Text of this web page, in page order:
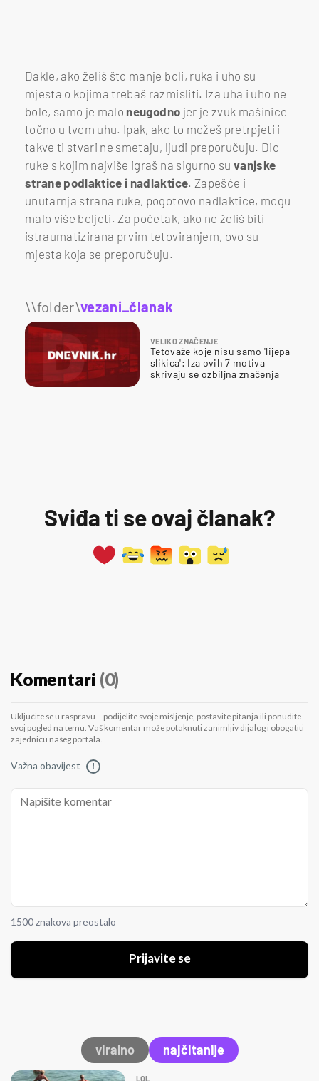
Dakle, ako želiš što manje boli, ruka i uho su
mjesta o kojima trebaš razmisliti. Iza uha i uho ne
bole, samo je malo neugodno jer je zvuk mašinice
točno u tvom uhu. Ipak, ako to možeš pretrpjeti i
takve ti stvari ne smetaju, ljudi preporučuju. Dio
ruke s kojim najviše igraš na sigurno su vanjske
strane podlaktice i nadlaktice. Zapešće i
unutarnja strana ruke, pogotovo nadlaktice, mogu
malo više boljeti. Za početak, ako ne želiš biti
istraumatizirana prvim tetoviranjem, ovo su
mjesta koja se preporučuju.
\\folder\vezani_članak
VELIKO ZNAČENJE
Tetovaže koje nisu samo 'lijepa
slikica': Iza ovih 7 motiva
skrivaju se ozbiljna značenja
Sviđa ti se ovaj članak?
Komentari (0)
Uključite se u raspravu – podijelite svoje mišljenje, postavite pitanja ili ponudite
svoj pogled na temu. Vaš komentar može potaknuti zanimljiv dijalog i obogatiti
zajednicu našeg portala.
Važna obavijest !
1500 znakova preostalo
Prijavite se
viralno najčitanije
LOL